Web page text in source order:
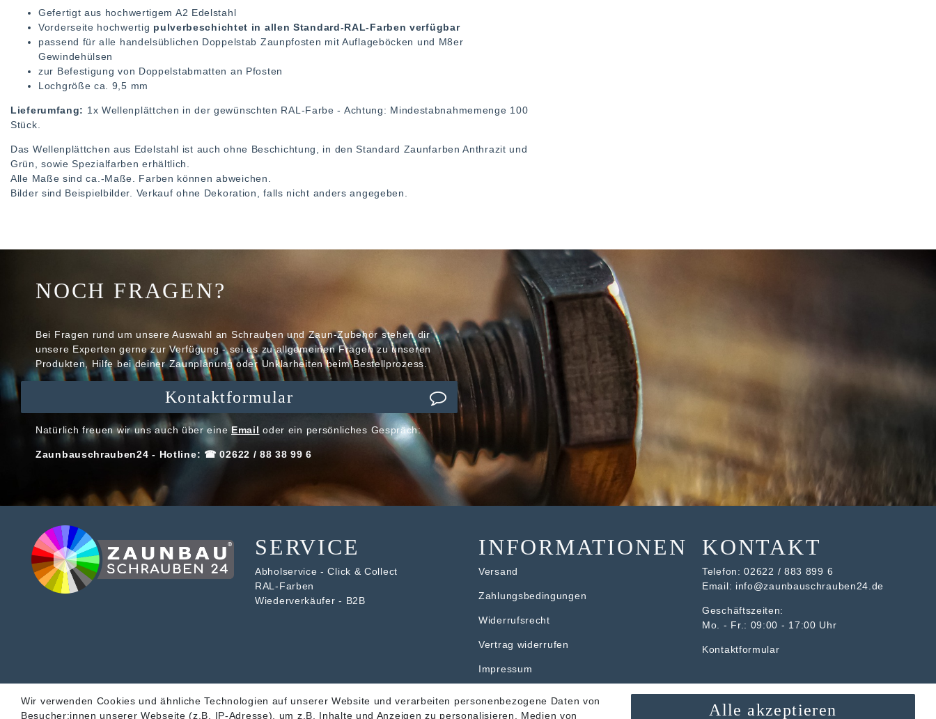
Gefertigt aus hochwertigem A2 Edelstahl
Vorderseite hochwertig pulverbeschichtet in allen Standard-RAL-Farben verfügbar
passend für alle handelsüblichen Doppelstab Zaunpfosten mit Auflageböcken und M8er
Gewindehülsen
zur Befestigung von Doppelstabmatten an Pfosten
Lochgröße ca. 9,5 mm
Lieferumfang: 1x Wellenplättchen in der gewünschten RAL-Farbe - Achtung: Mindestabnahmemenge 100
Stück.
Das Wellenplättchen aus Edelstahl ist auch ohne Beschichtung, in den Standard Zaunfarben Anthrazit und
Grün, sowie Spezialfarben erhältlich.
Alle Maße sind ca.-Maße. Farben können abweichen.
Bilder sind Beispielbilder. Verkauf ohne Dekoration, falls nicht anders angegeben.
NOCH FRAGEN?
Bei Fragen rund um unsere Auswahl an Schrauben und Zaun-Zubehör stehen dir
unsere Experten gerne zur Verfügung - sei es zu allgemeinen Fragen zu unseren
Produkten, Hilfe bei deiner Zaunplanung oder Unklarheiten beim Bestellprozess.
Kontaktformular
Natürlich freuen wir uns auch über eine Email oder ein persönliches Gespräch:
Zaunbauschrauben24 - Hotline: ☎ 02622 / 88 38 99 6
SERVICE
Abholservice - Click & Collect
RAL-Farben
Wiederverkäufer - B2B
INFORMATIONEN
Versand
Zahlungsbedingungen
Widerrufsrecht
Vertrag widerrufen
Impressum
KONTAKT
Telefon:02622 / 883 899 6
Email: info@zaunbauschrauben24.de
Geschäftszeiten:
Mo. - Fr.: 09:00 - 17:00 Uhr
Kontaktformular
Wir verwenden Cookies und ähnliche Technologien auf unserer Website und verarbeiten personenbezogene Daten von
Besucher:innen unserer Webseite (z.B. IP-Adresse), um z.B. Inhalte und Anzeigen zu personalisieren, Medien von
Alle akzeptieren